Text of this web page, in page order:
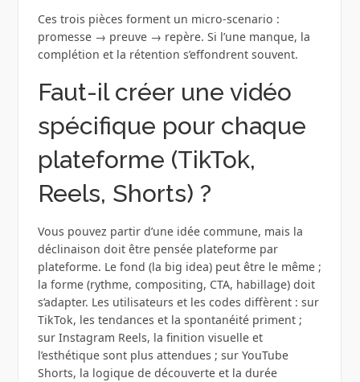
Ces trois pièces forment un micro-scenario :
promesse → preuve → repère. Si l’une manque, la
complétion et la rétention s’effondrent souvent.
Faut-il créer une vidéo
spécifique pour chaque
plateforme (TikTok,
Reels, Shorts) ?
Vous pouvez partir d’une idée commune, mais la
déclinaison doit être pensée plateforme par
plateforme. Le fond (la big idea) peut être le même ;
la forme (rythme, compositing, CTA, habillage) doit
s’adapter. Les utilisateurs et les codes diffèrent : sur
TikTok, les tendances et la spontanéité priment ;
sur Instagram Reels, la finition visuelle et
l’esthétique sont plus attendues ; sur YouTube
Shorts, la logique de découverte et la durée